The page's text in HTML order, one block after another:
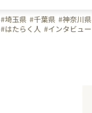
#埼玉県 #千葉県 #神奈川県
#はたらく人 #インタビュー